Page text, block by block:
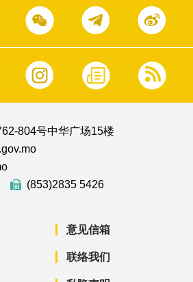
804号中华广场15楼
(853)2835 5426
意见信箱
联络我们